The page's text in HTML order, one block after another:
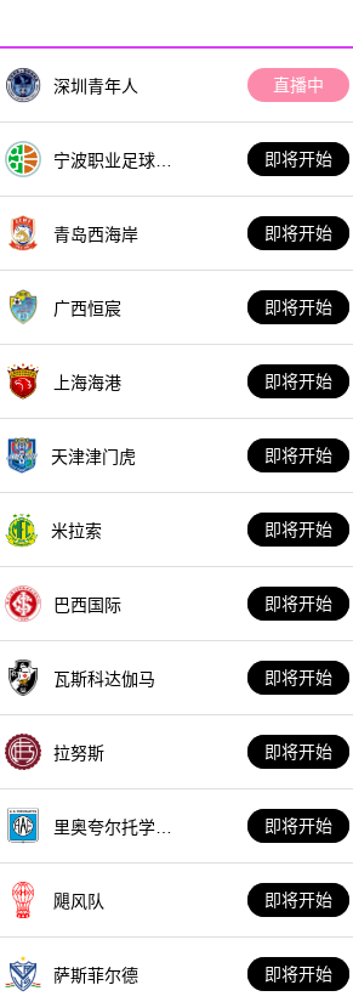
深圳青年人 直播中
宁波职业足球俱
即将开始
青岛西海岸 即将开始
广西恒宸 即将开始
上海海港 即将开始
天津津门虎 即将开始
米拉索 即将开始
巴西国际 即将开始
瓦斯科达伽马 即将开始
拉努斯 即将开始
里奥夸尔托学生
即将开始
飓风队 即将开始
萨斯菲尔德 即将开始